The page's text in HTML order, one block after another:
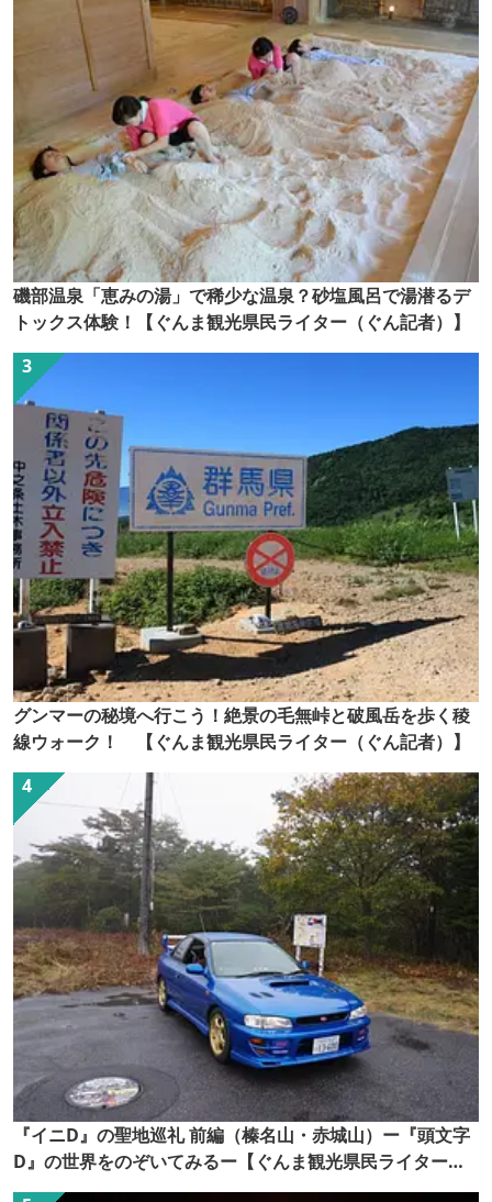
磯部温泉「恵みの湯」で稀少な温泉？砂塩風呂で湯潜るデ
トックス体験！【ぐんま観光県民ライター（ぐん記者）】
グンマーの秘境へ行こう！絶景の毛無峠と破風岳を歩く稜
線ウォーク！ 【ぐんま観光県民ライター（ぐん記者）】
『イニD』の聖地巡礼 前編（榛名山・赤城山）ー『頭文字
D』の世界をのぞいてみるー【ぐんま観光県民ライター
（ぐん記者）】